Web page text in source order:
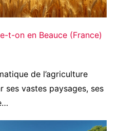
t-on en Beauce (France)
de l’agriculture
ses vastes paysages, ses